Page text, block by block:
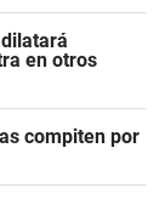
en otros
compiten por